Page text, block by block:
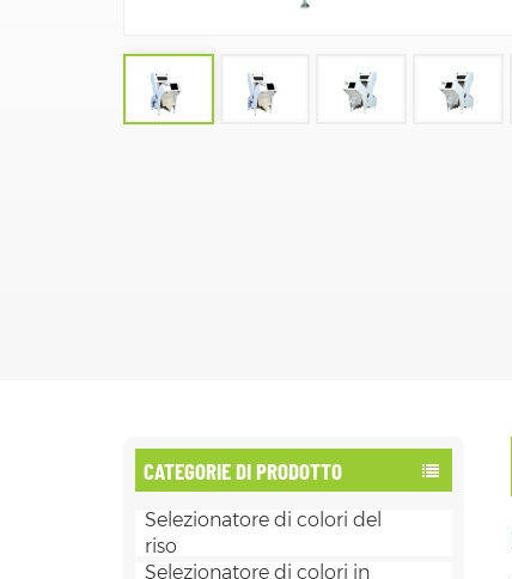
CATEGORIE DI PRODOTTO
Selezionatore di colori del
riso
Selezionatore di colori in